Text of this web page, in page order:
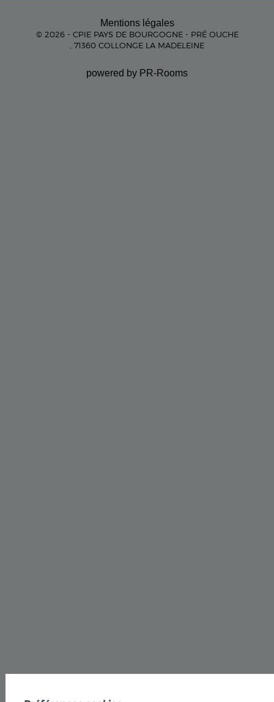
Mentions légales
© 2026 - CPIE PAYS DE BOURGOGNE - PRÉ OUCHE
, 71360 COLLONGE LA MADELEINE
powered by PR-Rooms